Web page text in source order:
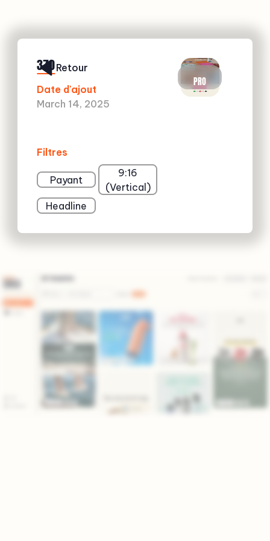
370
Date d'ajout
March 14, 2025
Filtres
Payant
9:16
(Vertical)
Headline
PRO
Retour